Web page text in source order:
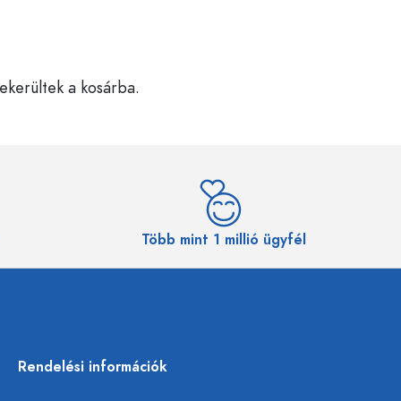
a kosárba.
Több mint 1 millió ügyfél
Rendelési információk